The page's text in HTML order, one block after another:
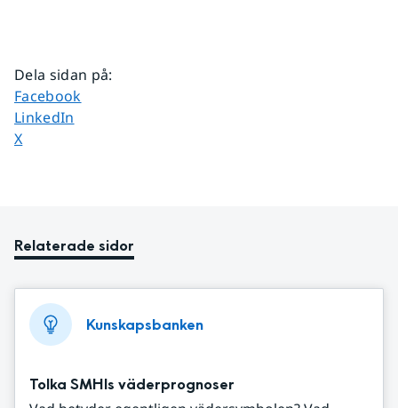
Dela sidan på:
Dela sidan på
Facebook
Dela sidan på
LinkedIn
Dela sidan på
X
Relaterade sidor
Kunskapsbanken
Tolka SMHIs väderprognoser